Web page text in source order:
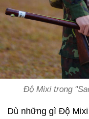
Độ Mixi trong
Dù những gì Độ